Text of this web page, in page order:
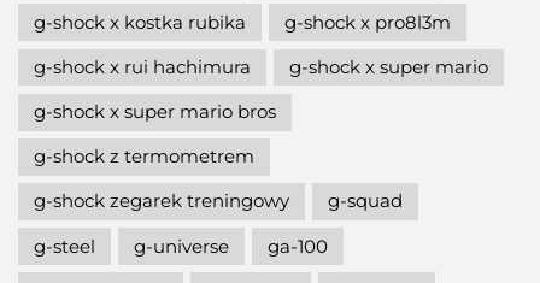
g-shock x kostka rubika
g-shock x pro8l3m
g-shock x rui hachimura
g-shock x super mario
g-shock x super mario bros
g-shock z termometrem
g-shock zegarek treningowy
g-squad
g-steel
g-universe
ga-100